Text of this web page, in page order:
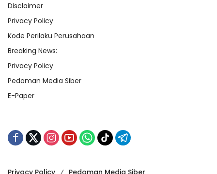
Disclaimer
Privacy Policy
Kode Perilaku Perusahaan
Breaking News:
Privacy Policy
Pedoman Media Siber
E-Paper
Privacy Policy Pedoman Media Siber